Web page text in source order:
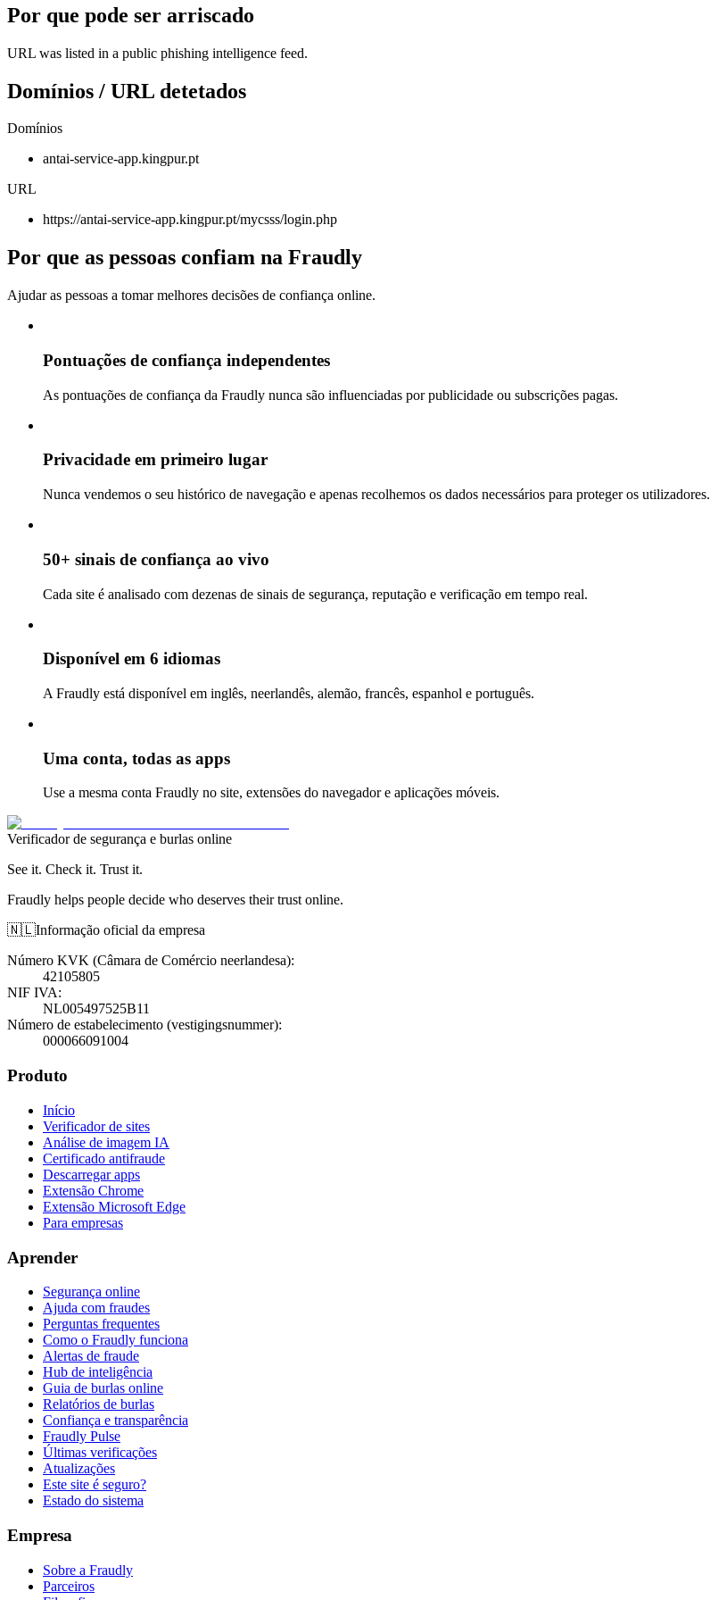
Por que pode ser arriscado
URL was listed in a public phishing intelligence feed.
Domínios / URL detetados
Domínios
antai-service-app.kingpur.pt
URL
https://antai-service-app.kingpur.pt/mycsss/login.php
Por que as pessoas confiam na Fraudly
Ajudar as pessoas a tomar melhores decisões de confiança online.
Pontuações de confiança independentes
As pontuações de confiança da Fraudly nunca são influenciadas por publicidade ou subscrições pagas.
Privacidade em primeiro lugar
Nunca vendemos o seu histórico de navegação e apenas recolhemos os dados necessários para proteger os utilizadores.
50+ sinais de confiança ao vivo
Cada site é analisado com dezenas de sinais de segurança, reputação e verificação em tempo real.
Disponível em 6 idiomas
A Fraudly está disponível em inglês, neerlandês, alemão, francês, espanhol e português.
Uma conta, todas as apps
Use a mesma conta Fraudly no site, extensões do navegador e aplicações móveis.
Verificador de segurança e burlas online
See it. Check it. Trust it.
Fraudly helps people decide who deserves their trust online.
🇳🇱Informação oficial da empresa
Número KVK (Câmara de Comércio neerlandesa):
42105805
NIF IVA:
NL005497525B11
Número de estabelecimento (vestigingsnummer):
000066091004
Produto
Início
Verificador de sites
Análise de imagem IA
Certificado antifraude
Descarregar apps
Extensão Chrome
Extensão Microsoft Edge
Para empresas
Aprender
Segurança online
Ajuda com fraudes
Perguntas frequentes
Como o Fraudly funciona
Alertas de fraude
Hub de inteligência
Guia de burlas online
Relatórios de burlas
Confiança e transparência
Fraudly Pulse
Últimas verificações
Atualizações
Este site é seguro?
Estado do sistema
Empresa
Sobre a Fraudly
Parceiros